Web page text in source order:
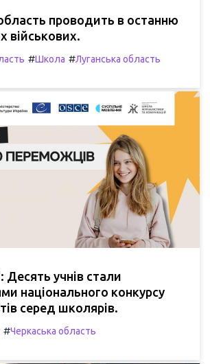
проводить в останню
військових.
#Школа #Луганська область
Десять учнів стали
національного конкурсу
серед школярів.
#Черкаська область